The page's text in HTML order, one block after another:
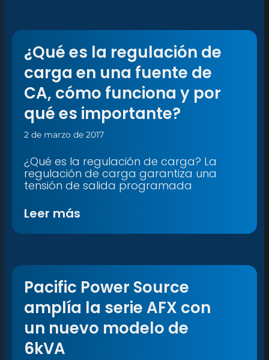
¿Qué es la regulación de
carga en una fuente de
CA, cómo funciona y por
qué es importante?
2 de marzo de 2017
¿Qué es la regulación de carga? La
regulación de carga garantiza una
tensión de salida programada
Leer más
Pacific Power Source
amplía la serie AFX con
un nuevo modelo de
6kVA